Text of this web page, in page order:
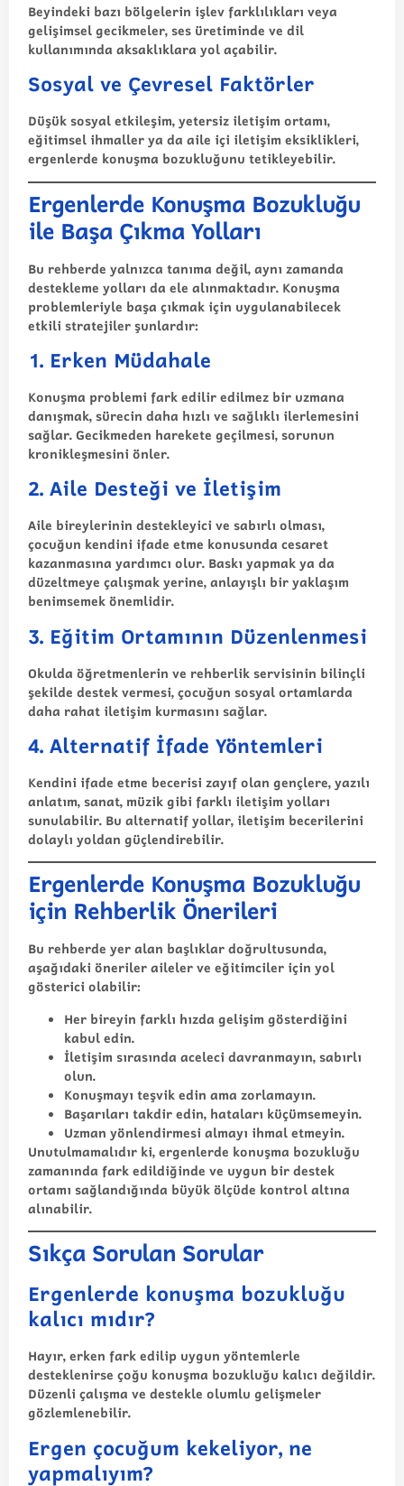
Beyindeki bazı bölgelerin işlev farklılıkları veya
gelişimsel gecikmeler, ses üretiminde ve dil
kullanımında aksaklıklara yol açabilir.
Sosyal ve Çevresel Faktörler
Düşük sosyal etkileşim, yetersiz iletişim ortamı,
eğitimsel ihmaller ya da aile içi iletişim eksiklikleri,
ergenlerde konuşma bozukluğunu tetikleyebilir.
Ergenlerde Konuşma Bozukluğu
ile Başa Çıkma Yolları
Bu rehberde yalnızca tanıma değil, aynı zamanda
destekleme yolları da ele alınmaktadır. Konuşma
problemleriyle başa çıkmak için uygulanabilecek
etkili stratejiler şunlardır:
1. Erken Müdahale
Konuşma problemi fark edilir edilmez bir uzmana
danışmak, sürecin daha hızlı ve sağlıklı ilerlemesini
sağlar. Gecikmeden harekete geçilmesi, sorunun
kronikleşmesini önler.
2. Aile Desteği ve İletişim
Aile bireylerinin destekleyici ve sabırlı olması,
çocuğun kendini ifade etme konusunda cesaret
kazanmasına yardımcı olur. Baskı yapmak ya da
düzeltmeye çalışmak yerine, anlayışlı bir yaklaşım
benimsemek önemlidir.
3. Eğitim Ortamının Düzenlenmesi
Okulda öğretmenlerin ve rehberlik servisinin bilinçli
şekilde destek vermesi, çocuğun sosyal ortamlarda
daha rahat iletişim kurmasını sağlar.
4. Alternatif İfade Yöntemleri
Kendini ifade etme becerisi zayıf olan gençlere, yazılı
anlatım, sanat, müzik gibi farklı iletişim yolları
sunulabilir. Bu alternatif yollar, iletişim becerilerini
dolaylı yoldan güçlendirebilir.
Ergenlerde Konuşma Bozukluğu
için Rehberlik Önerileri
Bu rehberde yer alan başlıklar doğrultusunda,
aşağıdaki öneriler aileler ve eğitimciler için yol
gösterici olabilir:
Her bireyin farklı hızda gelişim gösterdiğini
kabul edin.
İletişim sırasında aceleci davranmayın, sabırlı
olun.
Konuşmayı teşvik edin ama zorlamayın.
Başarıları takdir edin, hataları küçümsemeyin.
Uzman yönlendirmesi almayı ihmal etmeyin.
Unutulmamalıdır ki, ergenlerde konuşma bozukluğu
zamanında fark edildiğinde ve uygun bir destek
ortamı sağlandığında büyük ölçüde kontrol altına
alınabilir.
Sıkça Sorulan Sorular
Ergenlerde konuşma bozukluğu
kalıcı mıdır?
Hayır, erken fark edilip uygun yöntemlerle
desteklenirse çoğu konuşma bozukluğu kalıcı değildir.
Düzenli çalışma ve destekle olumlu gelişmeler
gözlemlenebilir.
Ergen çocuğum kekeliyor, ne
yapmalıyım?